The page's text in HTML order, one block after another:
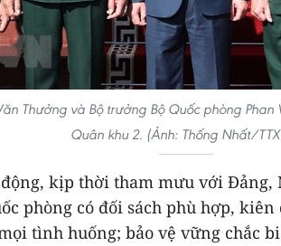
Thưởng và Bộ trưởng Bộ Quốc phòng
Quân khu 2. (Ảnh: Thống Nhất/
kịp thời tham mưu với Đảng,
phòng có đối sách phù hợp,
tình huống; bảo vệ vững chắc